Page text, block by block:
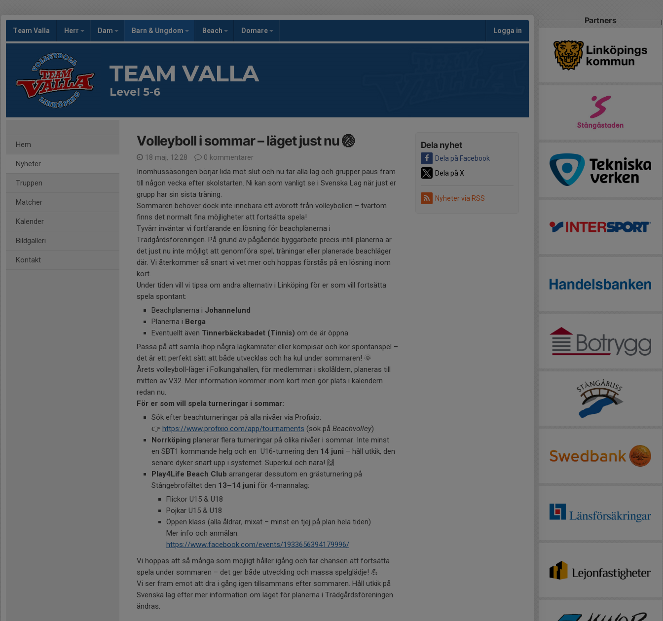
Team Valla Herr Dam Barn & Ungdom Beach Domare Logga in
TEAM VALLA
Level 5-6
Hem
Nyheter
Truppen
Matcher
Kalender
Bildgalleri
Kontakt
Dela nyhet
Dela på Facebook
Dela på X
Nyheter via RSS
Volleyboll i sommar – läget just nu 🏐
18 maj, 12:28
0 kommentarer
Inomhussäsongen börjar lida mot slut och nu tar alla lag och grupper paus fram
till någon vecka efter skolstarten. Ni kan som vanligt se i Svenska Lag när just er
grupp har sin sista träning.
Sommaren behöver dock inte innebära ett avbrott från volleybollen – tvärtom
finns det normalt fina möjligheter att fortsätta spela!
Tyvärr inväntar vi fortfarande en lösning för beachplanerna i
Trädgårdsföreningen. På grund av pågående byggarbete precis intill planerna är
det just nu inte möjligt att genomföra spel, träningar eller planerade beachläger
där. Vi återkommer så snart vi vet mer och hoppas förstås på en lösning inom
kort.
Under tiden vill vi tipsa om andra alternativ i Linköping för er som vill fortsätta
spela spontant:
Beachplanerna i Johannelund
Planerna i Berga
Eventuellt även Tinnerbäcksbadet (Tinnis) om de är öppna
Passa på att samla ihop några lagkamrater eller kompisar och kör spontanspel –
det är ett perfekt sätt att både utvecklas och ha kul under sommaren! 🌞
Årets volleyboll-läger i Folkungahallen, för medlemmar i skolåldern, planeras till
mitten av V32. Mer information kommer inom kort men gör plats i kalendern
redan nu.
För er som vill spela turneringar i sommar:
Sök efter beachturneringar på alla nivåer via Profixio:
👉 https://www.profixio.com/app/tournaments (sök på Beachvolley)
Norrköping planerar flera turneringar på olika nivåer i sommar. Inte minst
en SBT1 kommande helg och en U16-turnering den 14 juni – håll utkik, den
senare dyker snart upp i systemet. Superkul och nära! 🙌
Play4Life Beach Club arrangerar dessutom en grästurnering på
Stångebrofältet den 13–14 juni för 4-mannalag:
Flickor U15 & U18
Pojkar U15 & U18
Öppen klass (alla åldrar, mixat – minst en tjej på plan hela tiden)
Mer info och anmälan:
https://www.facebook.com/events/1933656394179996/
Vi hoppas att så många som möjligt håller igång och tar chansen att fortsätta
spela under sommaren – det ger både utveckling och massa spelglädje! 💪
Vi ser fram emot att dra i gång igen tillsammans efter sommaren. Håll utkik på
Svenska lag efter mer information om läget för planerna i Trädgårdsföreningen
ändras.
Partners